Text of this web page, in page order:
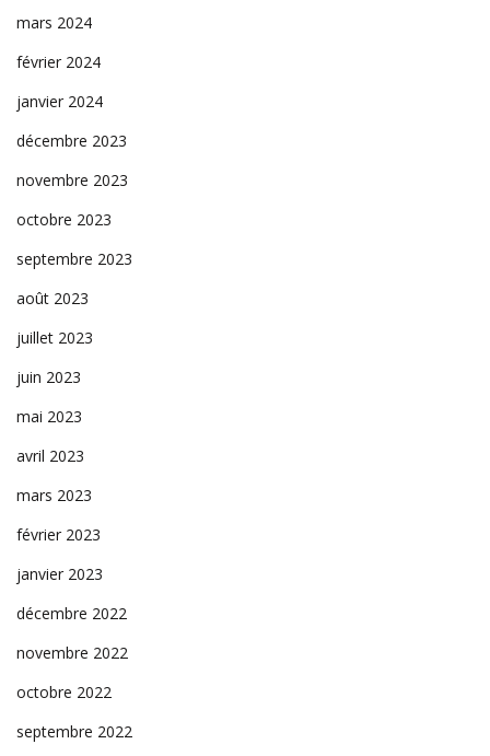
mars 2024
février 2024
janvier 2024
décembre 2023
novembre 2023
octobre 2023
septembre 2023
août 2023
juillet 2023
juin 2023
mai 2023
avril 2023
mars 2023
février 2023
janvier 2023
décembre 2022
novembre 2022
octobre 2022
septembre 2022